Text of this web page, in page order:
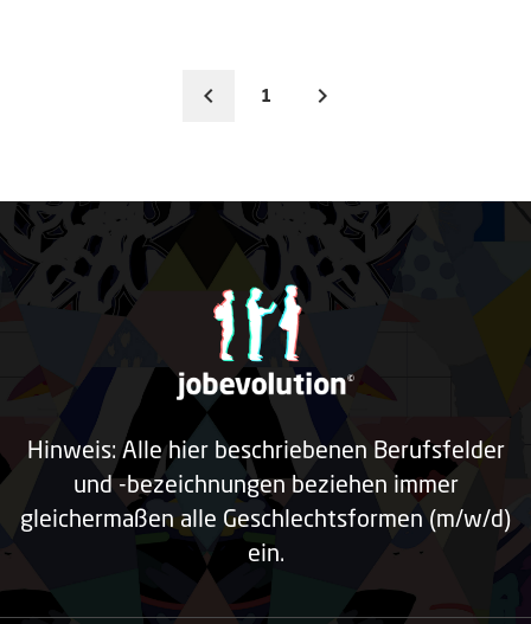
1
Hinweis: Alle hier beschriebenen Berufsfelder
und -bezeichnungen beziehen immer
gleichermaßen alle Geschlechtsformen (m/w/d)
ein.